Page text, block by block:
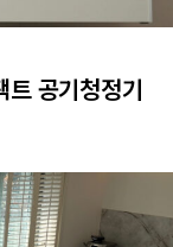
트 공기청정기